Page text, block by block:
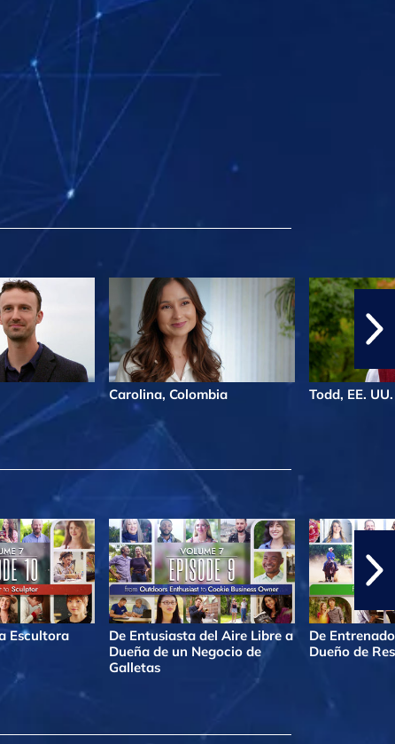
Carolina, Colombia Todd, EE. UU.
Escultora
De Entusiasta del Aire Libre a
Dueña de un Negocio de
Galletas
De
Dueño de